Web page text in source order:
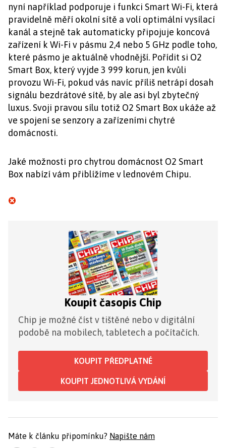
nyní například podporuje i funkci Smart Wi-Fi, která
pravidelně měří okolní sítě a volí optimální vysílací
kanál a stejně tak automaticky připojuje koncová
zařízení k Wi-Fi v pásmu 2,4 nebo 5 GHz podle toho,
které pásmo je aktuálně vhodnější. Pořídit si O2
Smart Box, který vyjde 3 999 korun, jen kvůli
provozu Wi-Fi, pokud vás navíc příliš netrápí dosah
signálu bezdrátové sítě, by ale asi byl zbytečný
luxus. Svoji pravou sílu totiž O2 Smart Box ukáže až
ve spojení se senzory a zařízeními chytré
domácnosti.
Jaké možnosti pro chytrou domácnost O2 Smart
Box nabízí vám přiblížíme v lednovém Chipu.
Koupit časopis Chip
Chip je možné číst v tištěné nebo v digitální
podobě na mobilech, tabletech a počítačích.
KOUPIT PŘEDPLATNÉ
KOUPIT JEDNOTLIVÁ VYDÁNÍ
Máte k článku připomínku? Napište nám